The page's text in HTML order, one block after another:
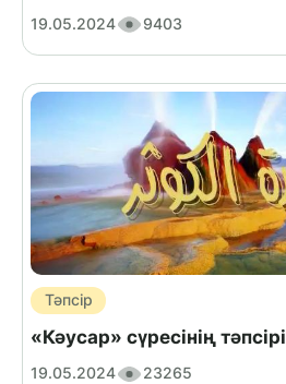
19.05.2024 9403
Тәпсір
«Кәусар» сүресінің тәпсірі
19.05.2024 23265